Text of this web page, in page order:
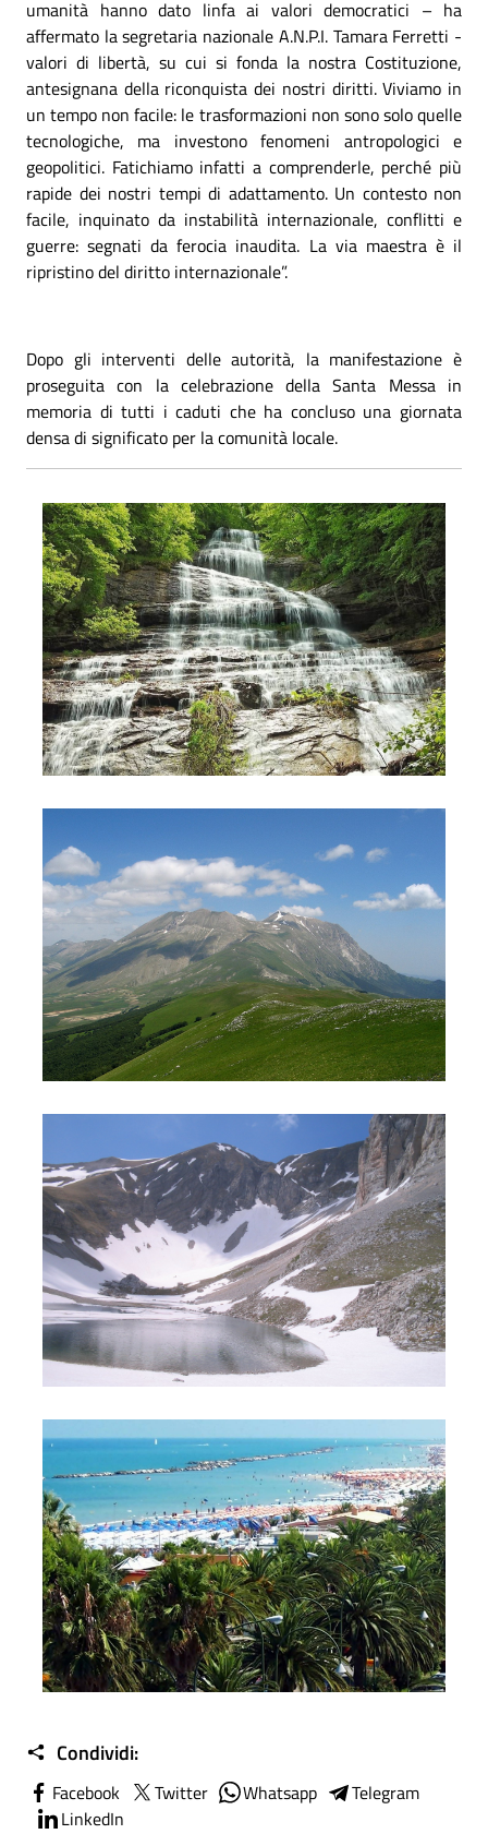
umanità hanno dato linfa ai valori democratici – ha
affermato la segretaria nazionale A.N.P.I. Tamara Ferretti -
valori di libertà, su cui si fonda la nostra Costituzione,
antesignana della riconquista dei nostri diritti. Viviamo in
un tempo non facile: le trasformazioni non sono solo quelle
tecnologiche, ma investono fenomeni antropologici e
geopolitici. Fatichiamo infatti a comprenderle, perché più
rapide dei nostri tempi di adattamento. Un contesto non
facile, inquinato da instabilità internazionale, conflitti e
guerre: segnati da ferocia inaudita. La via maestra è il
ripristino del diritto internazionale”.
Dopo gli interventi delle autorità, la manifestazione è
proseguita con la celebrazione della Santa Messa in
memoria di tutti i caduti che ha concluso una giornata
densa di significato per la comunità locale.
Cascate della Volpara e della Prata
Adriatico a San Benedetto del Tronto
Condividi:
Facebook Twitter Whatsapp
Telegram
LinkedIn